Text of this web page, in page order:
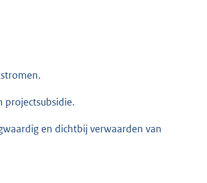
projectsubsidie.
en dichtbij verwaarden van